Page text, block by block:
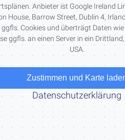
Anbieter ist Google Ireland
House, Barrow Street, Dublin 4,
Cookies und überträgt Daten wie
ggfls. an einen Server in ein
USA.
Zustimmen und Karte
Datenschutzerklärung